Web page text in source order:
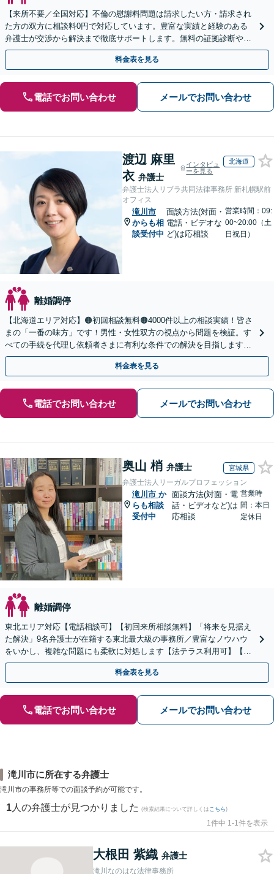
【来所不要／全国対応】不倫の慰謝料問題は請求したい方・請求され
た方の双方に相談料0円で対応しています。豊富な実績と経験のある
弁護士が交渉から解決まで徹底サポートします。無料の証拠診断や着
手金の返還保証もありますので安心してご相談ください。
料金表を見る
電話でお問い合わせ メールでお問い合わせ
渡辺 麻里
衣 弁護士
インタビュ
ーを見る
北海道
弁護士法人リブラ共同法律事務所 新札幌駅前
オフィス
滝川市
からも相
談受付中
面談方法(対面・
電話・ビデオな
ど)は応相談
営業時間：09:
00~20:00（土
日祝日）
離婚調停
【北海道エリア対応】🟠初回相談無料🟠4000件以上の相談実績！皆さ
まの「一番の味方」です！男性・女性双方の視点から問題を検証。す
べての手続を代理し依頼者さまに有利な条件での解決を目指します
【夜間相談・WEB面談可】【完全個室・秘密厳守】
料金表を見る
電話でお問い合わせ メールでお問い合わせ
奥山 梢 弁護士 宮城県
弁護士法人リーガルプロフェッション
滝川市 か
らも相談
受付中
面談方法(対面・電
話・ビデオなど)は
応相談
営業時
間：本日
定休日
離婚調停
東北エリア対応【電話相談可】【初回来所相談無料】「将来を見据え
た解決」9名弁護士が在籍する東北最大級の事務所／豊富なノウハウ
をいかし、複雑な問題にも柔軟に対処します【法テラス利用可】【秘
密厳守】
料金表を見る
電話でお問い合わせ メールでお問い合わせ
滝川市に所在する弁護士
滝川市の事務所等での面談予約が可能です。
1 人の弁護士が見つかりました (検索結果について詳しくは こちら)
1件中 1-1件を表示
大根田 紫織 弁護士
滝川なのはな法律事務所